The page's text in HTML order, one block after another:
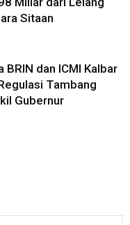
Sitaan
BRIN dan ICMI Kalbar
Tambang
Gubernur